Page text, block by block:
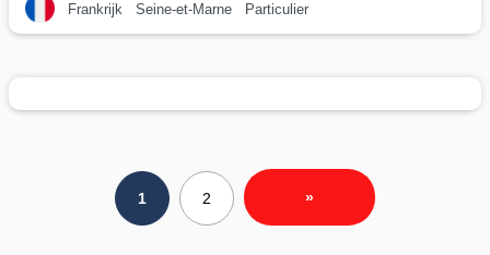
Frankrijk Seine-et-Marne Particulier
1 2 »